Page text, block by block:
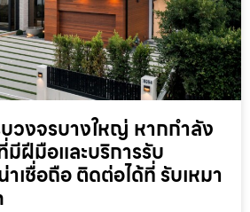
วงจรบางใหญ่ หากกำลัง
มีฝีมือและบริการรับ
เชื่อถือ ติดต่อได้ที่ รับเหมา